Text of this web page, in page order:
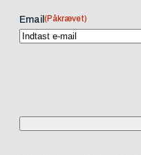
Email (Påkrævet)